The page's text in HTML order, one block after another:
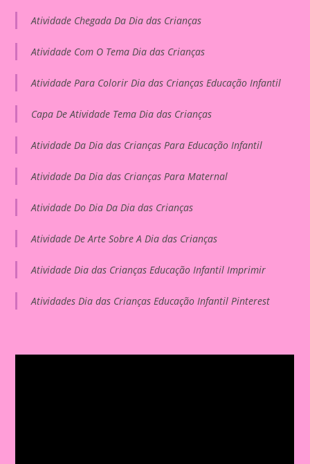
Atividade Chegada Da Dia das Crianças
Atividade Com O Tema Dia das Crianças
Atividade Para Colorir Dia das Crianças Educação Infantil
Capa De Atividade Tema Dia das Crianças
Atividade Da Dia das Crianças Para Educação Infantil
Atividade Da Dia das Crianças Para Maternal
Atividade Do Dia Da Dia das Crianças
Atividade De Arte Sobre A Dia das Crianças
Atividade Dia das Crianças Educação Infantil Imprimir
Atividades Dia das Crianças Educação Infantil Pinterest